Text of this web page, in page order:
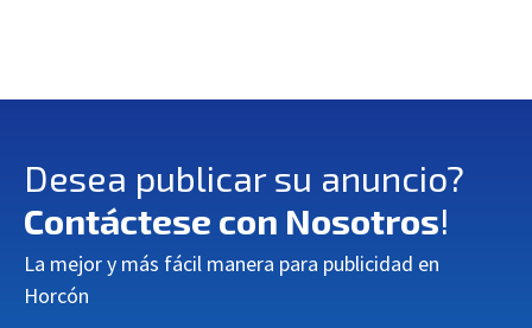
Desea publicar su anuncio?
Contáctese con Nosotros!
La mejor y más fácil manera para publicidad en
Horcón